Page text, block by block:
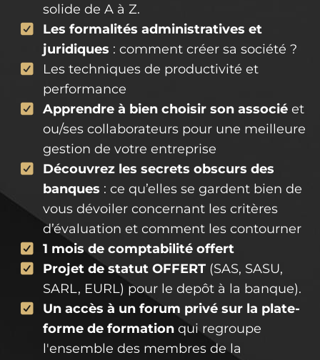
solide de A à Z.
Les formalités administratives et
juridiques : comment créer sa société ?
​Les techniques de productivité et
performance
Apprendre à bien choisir son associé et
ou/ses collaborateurs pour une meilleure
gestion de votre entreprise
Découvrez les secrets obscurs des
banques : ce qu’elles se gardent bien de
vous dévoiler concernant les critères
d’évaluation et comment les contourner
1 mois de comptabilité offert
Projet de statut OFFERT (SAS, SASU,
SARL, EURL) pour le depôt à la banque).
​Un accès à un forum privé sur la plate-
forme de formation qui regroupe
l'ensemble des membres de la